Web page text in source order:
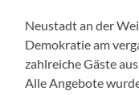
Neustadt an der
Demokratie am
zahlreiche Gäste
Alle Angebote